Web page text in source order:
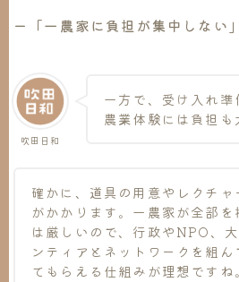
ー「一農家に負担が集中しない
吹田日和
一方で、受け入れ準
農業体験には負担も
確かに、道具の用意やレクチャ
がかかります。一農家が全部を
は厳しいので、行政やNPO、
ンティアとネットワークを組ん
てもらえる仕組みが理想ですね。